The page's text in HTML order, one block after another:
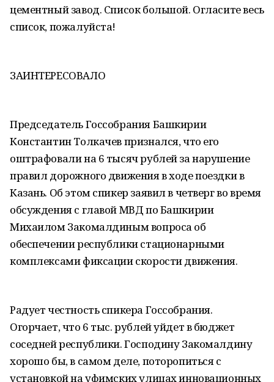
цементный завод. Список большой. Огласите весь
список, пожалуйста!
ЗАИНТЕРЕСОВАЛО
Председатель Госсобрания Башкирии
Константин Толкачев признался, что его
оштрафовали на 6 тысяч рублей за нарушение
правил дорожного движения в ходе поездки в
Казань. Об этом спикер заявил в четверг во время
обсуждения с главой МВД по Башкирии
Михаилом Закомалдиным вопроса об
обеспечении республики стационарными
комплексами фиксации скорости движения.
Радует честность спикера Госсобрания.
Огорчает, что 6 тыс. рублей уйдет в бюджет
соседней республики. Господину Закомалдину
хорошо бы, в самом деле, поторопиться с
установкой на уфимских улицах инновационных